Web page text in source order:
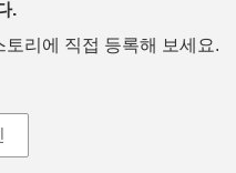
.
리에 직접 등록해 보세요.